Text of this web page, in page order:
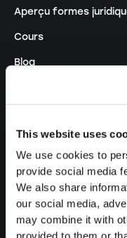
This website uses
We use cookies to
provide social media
We also share
our social media,
may combine it with
Aperçu formes
Cours
Blog
Créer raison
Créer Sàrl
Créer SA
Créer société en nom